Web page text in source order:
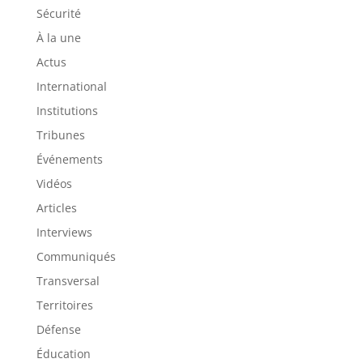
Sécurité
À la une
Actus
International
Institutions
Tribunes
Événements
Vidéos
Articles
Interviews
Communiqués
Transversal
Territoires
Défense
Éducation